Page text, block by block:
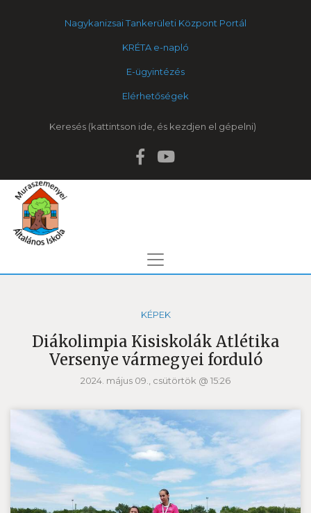
Nagykanizsai Tankerületi Központ Portál
KRÉTA e-napló
E-ügyintézés
Elérhetőségek
Keresés
KÉPEK
Diákolimpia Kisiskolák Atlétika
Versenye vármegyei forduló
2024. május 09., csütörtök @ 15:26